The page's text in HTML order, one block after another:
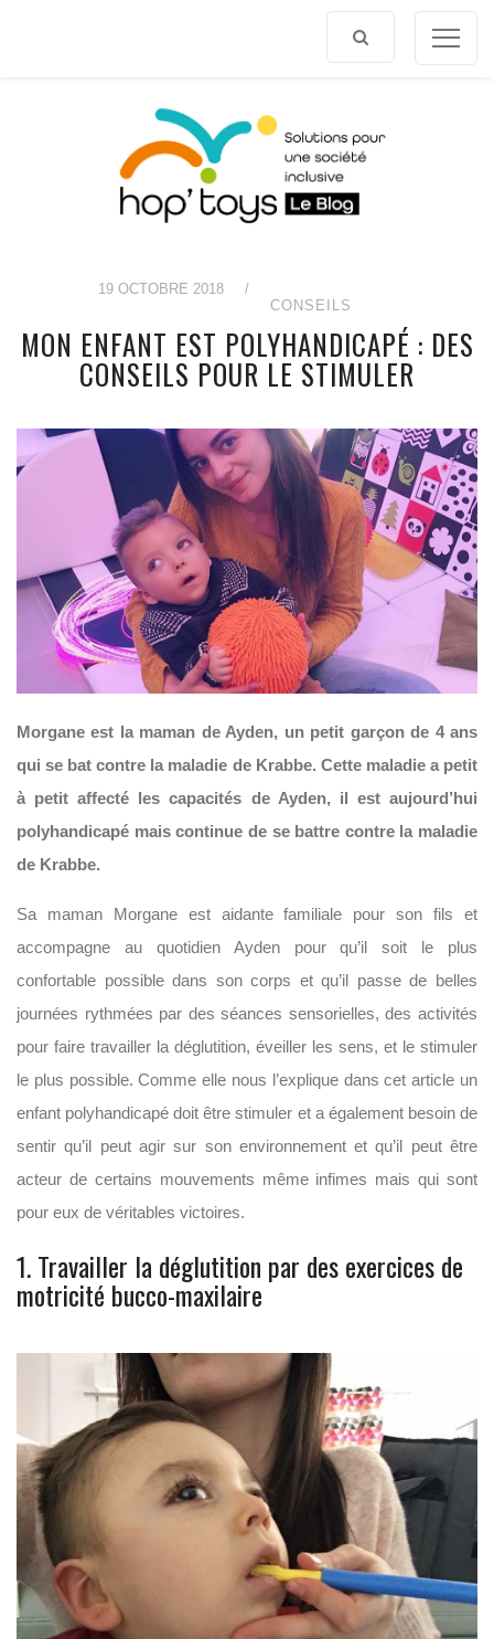
19 OCTOBRE 2018
/
CONSEILS
MON ENFANT EST POLYHANDICAPÉ : DES
CONSEILS POUR LE STIMULER
Morgane est la maman de Ayden, un petit garçon de 4 ans
qui se bat contre la maladie de Krabbe. Cette maladie a petit
à petit affecté les capacités de Ayden, il est aujourd’hui
polyhandicapé mais continue de se battre contre la maladie
de Krabbe.
Sa maman Morgane est aidante familiale pour son fils et
accompagne au quotidien Ayden pour qu’il soit le plus
confortable possible dans son corps et qu’il passe de belles
journées rythmées par des séances sensorielles, des activités
pour faire travailler la déglutition, éveiller les sens, et le stimuler
le plus possible. Comme elle nous l’explique dans cet article un
enfant polyhandicapé doit être stimuler et a également besoin de
sentir qu’il peut agir sur son environnement et qu’il peut être
acteur de certains mouvements même infimes mais qui sont
pour eux de véritables victoires.
1. Travailler la déglutition par des exercices de
motricité bucco-maxilaire